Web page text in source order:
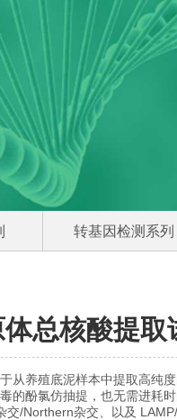
转基因检测系列
总核酸提取
从养殖底泥样本中提取高纯
的酚氯仿抽提，也无需进耗
/Northern杂交、以及 LAMP/